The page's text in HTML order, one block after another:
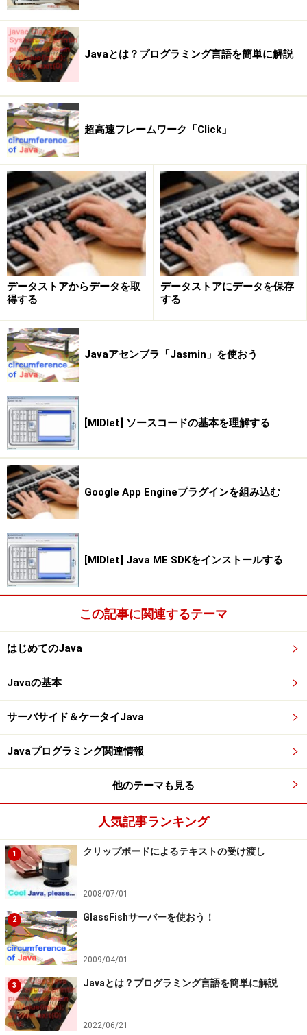
<h:outputText value="これは、JSFによる表示
</f:view>
ここでは、<h:outputText>というタグが書かれていま
めのものです。JSFには、<h:○○>といったタグも用意さ
れています。これは、HTMLの表示に関する要素（フォ
ーム関係の表示など）を表示するためのものです。ここ
で使った<h:outputText>もその一つなのですね。
「じゃあ、普通に<p>とか<span>といったタグで直接テ
キストを表示させたりはできないのか？」と思った人。
もちろん、そうしたHTMLのタグもそのまま使えます。
ただし、「JSFで制御する」ことはできません。表示し
ている値を取り出したり、変更したり、スタイルなどを
修正したりといったことをJSF内から行いたい場合に
は、JSFに用意されているタグを使う必要があります。
ただ表示するだけで何も操作する必要がなければ、
HTMLのタグを使ってそのまま書けばいいのです。
※記事内容は執筆時点のものです。最新の内容をご確認くださ
い。
※OSやアプリ、ソフトのバージョンによっては画面表示、操作方
法が異なる可能性があります。
Javaとは？プログラミング言語を簡単に解説
超高速フレームワーク「Click」
データストアからデータを取
得する
データストアにデータを保存
する
Javaアセンブラ「Jasmin」を使おう
[MIDlet] ソースコードの基本を理解する
Google App Engineプラグインを組み込む
[MIDlet] Java ME SDKをインストールする
この記事に関連するテーマ
はじめてのJava
Javaの基本
サーバサイド＆ケータイJava
Javaプログラミング関連情報
他のテーマも見る
人気記事ランキング
1 クリップボードによるテキストの受け渡し
2008/07/01
2 GlassFishサーバーを使おう！
2009/04/01
3 Javaとは？プログラミング言語を簡単に解説
2022/06/21